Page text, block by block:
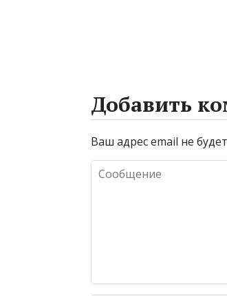
Добавить
Ваш адрес email не